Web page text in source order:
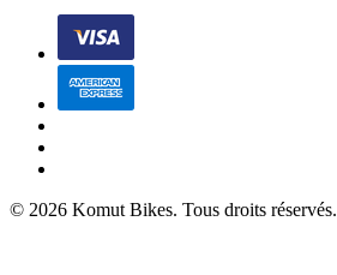
© 2026 Komut Bikes. Tous droits réservés.